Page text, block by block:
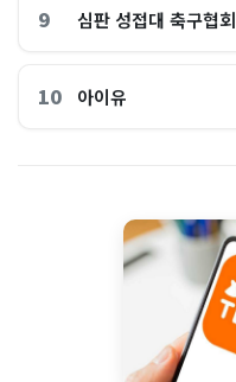
9 심판 성접대 축구협회
10 아이유